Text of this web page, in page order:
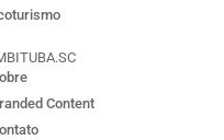
Content